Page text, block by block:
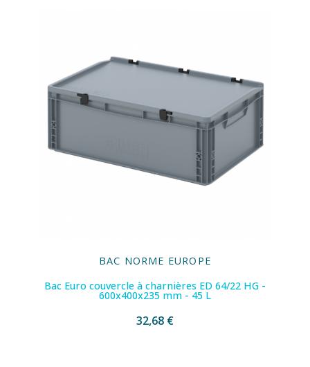
BAC NORME EUROPE
Bac Euro couvercle à charnières ED 64/22 HG -
600x400x235 mm - 45 L
32,68 €